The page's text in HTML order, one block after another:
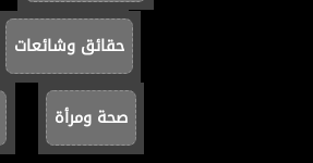
حقائق وشائعات
صحة ومرأة